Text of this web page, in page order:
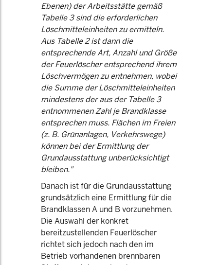
Ebenen) der Arbeitsstätte gemäß
Tabelle 3 sind die erforderlichen
Löschmitteleinheiten zu ermitteln.
Aus Tabelle 2 ist dann die
entsprechende Art, Anzahl und Größe
der Feuerlöscher entsprechend ihrem
Löschvermögen zu entnehmen, wobei
die Summe der Löschmitteleinheiten
mindestens der aus der Tabelle 3
entnommenen Zahl je Brandklasse
entsprechen muss. Flächen im Freien
(z. B. Grünanlagen, Verkehrswege)
können bei der Ermittlung der
Grundausstattung unberücksichtigt
bleiben."
Danach ist für die Grundausstattung
grundsätzlich eine Ermittlung für die
Brandklassen A und B vorzunehmen.
Die Auswahl der konkret
bereitzustellenden Feuerlöscher
richtet sich jedoch nach den im
Betrieb vorhandenen brennbaren